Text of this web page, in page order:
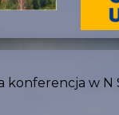
konferencja w N